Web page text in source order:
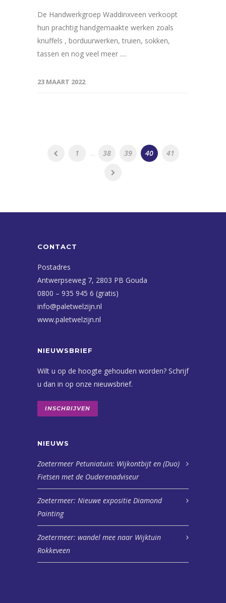
De Handwerkgroep Waddinxveen verkoopt
hun prachtig handgemaakte werken zoals
knuffels , borduurwerken, truien, sokken,
tassen en nog veel meer ....
23 MAART 2022
1 ... 38 39 40 41
CONTACT
Postadres
Antwerpseweg 7, 2803 PB Gouda
0800 – 935 945 6 (gratis)
info@paletwelzijn.nl
www.paletwelzijn.nl
NIEUWSBRIEF
Wilt u op de hoogte gehouden worden? Schrijf
u dan in op onze nieuwsbrief.
INSCHRIJVEN
NIEUWS
Zoetermeer Petuniatuin: Wijkontbijt en (Duo)
Fietsen met de Ouderenadviseur
Zoetermeer: Nieuwe expositie Diamond
Painting
Zoetermeer: wandel mee naar Wijktuin
Rokkeveen